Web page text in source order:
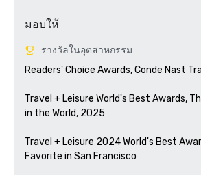
มอบให้
รางวัลในอุตสาหกรรม
Readers' Choice Awards, Conde Nast
Travel + Leisure World's Best Awards,
in the World, 2025
Travel + Leisure 2024 World's Best
Favorite in San Francisco